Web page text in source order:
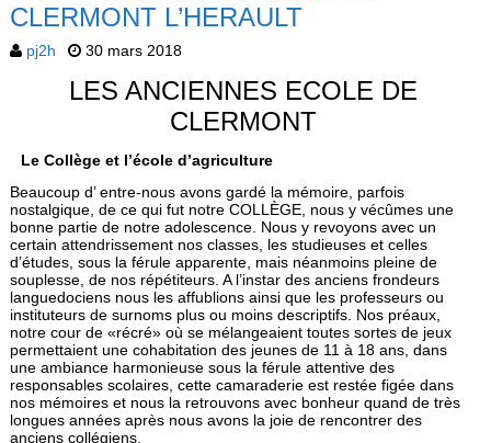
CLERMONT L’HERAULT
pj2h 30 mars 2018
LES ANCIENNES ECOLE DE
CLERMONT
Le Collège et l’école d’agriculture
Beaucoup d’ entre-nous avons gardé la mémoire, parfois
nostalgique, de ce qui fut notre COLLÈGE, nous y vécûmes une
bonne partie de notre adolescence. Nous y revoyons avec un
certain attendrissement nos classes, les studieuses et celles
d’études, sous la féru­le apparente, mais néanmoins pleine de
souplesse, de nos répétiteurs. A l’instar des anciens frondeurs
languedociens nous les affublions ainsi que les professeurs ou
instituteurs de surnoms plus ou moins descriptifs. Nos préaux,
notre cour de «récré» où se mélangeaient toutes sortes de jeux
permettaient une cohabitation des jeunes de 11 à 18 ans, dans
une ambiance harmonieuse sous la férule attentive des
responsables scolaires, cette camaraderie est restée figée dans
nos mémoires et nous la retrouvons avec bonheur quand de très
longues années après nous avons la joie de rencontrer des
anciens collégiens.